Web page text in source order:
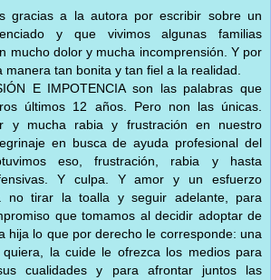
gracias a la autora por escribir sobre un
y que vivimos algunas familias
mucho dolor y mucha incomprensión. Y por
manera tan bonita y tan fiel a la realidad.
E IMPOTENCIA son las palabras que
últimos 12 años. Pero non las únicas.
y mucha rabia y frustración en nuestro
en busca de ayuda profesional del
eso, frustración, rabia y hasta
Y culpa. Y amor y un esfuerzo
no tirar la toalla y seguir adelante, para
que tomamos al decidir adoptar de
hija lo que por derecho le corresponde: una
la cuide le ofrezca los medios para
cualidades y para afrontar juntos las